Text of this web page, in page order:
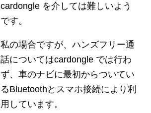
cardongle を介しては難しいよう
です。
私の場合ですが、ハンズフリー通
話についてはcardongle では行わ
ず、車のナビに最初からついてい
るBluetoothとスマホ接続により利
用しています。